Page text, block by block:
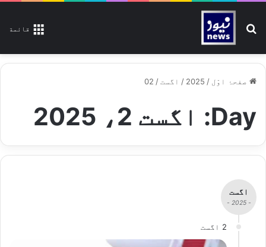
قائمة تلاش کیجیے
صفحۂ اوّل /
2025
/ اگست/
02
Day: اگست 2، 2025
اگست
- 2025 -
2 اگست